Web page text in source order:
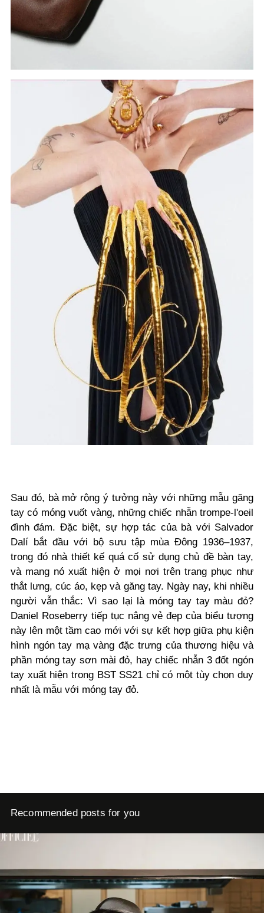
Sau đó, bà mở rộng ý tưởng này với những mẫu găng
tay có móng vuốt vàng, những chiếc nhẫn trompe-l'oeil
đình đám. Đặc biệt, sự hợp tác của bà với Salvador
Dalí bắt đầu với bộ sưu tập mùa Đông 1936–1937,
trong đó nhà thiết kế quá cố sử dụng chủ đề bàn tay,
và mang nó xuất hiện ở mọi nơi trên trang phục như
thắt lưng, cúc áo, kẹp và găng tay. Ngày nay, khi nhiều
người vẫn thắc: Vì sao lại là móng tay tay màu đỏ?
Daniel Roseberry tiếp tục nâng vẻ đẹp của biểu tượng
này lên một tầm cao mới với sự kết hợp giữa phụ kiện
hình ngón tay mạ vàng đặc trưng của thương hiệu và
phần móng tay sơn mài đỏ, hay chiếc nhẫn 3 đốt ngón
tay xuất hiện trong BST SS21 chỉ có một tùy chọn duy
nhất là mẫu với móng tay đỏ.
Recommended posts for you